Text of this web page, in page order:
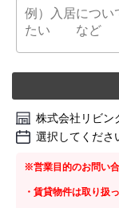
株式会社リビン
選択してくださ
※営業目的のお問い
・賃貸物件は取り扱